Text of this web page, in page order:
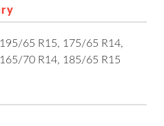
Kontakt Blog
195/65 R15, 175/65 R14,
165/70 R14, 185/65 R15